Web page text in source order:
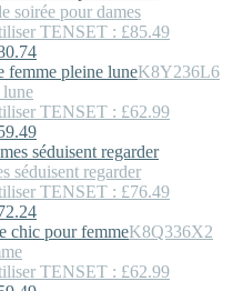
soirée pour dames
TENSET : £85.49
K8Y236L6
TENSET : £62.99
séduisent regarder
TENSET : £76.49
K8Q336X2
TENSET : £62.99